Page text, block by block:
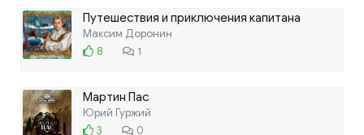
Путешествия и приключения капитана
Гаттераса
Максим Доронин
8
1
Мартин Пас
Юрий Гуржий
3
0